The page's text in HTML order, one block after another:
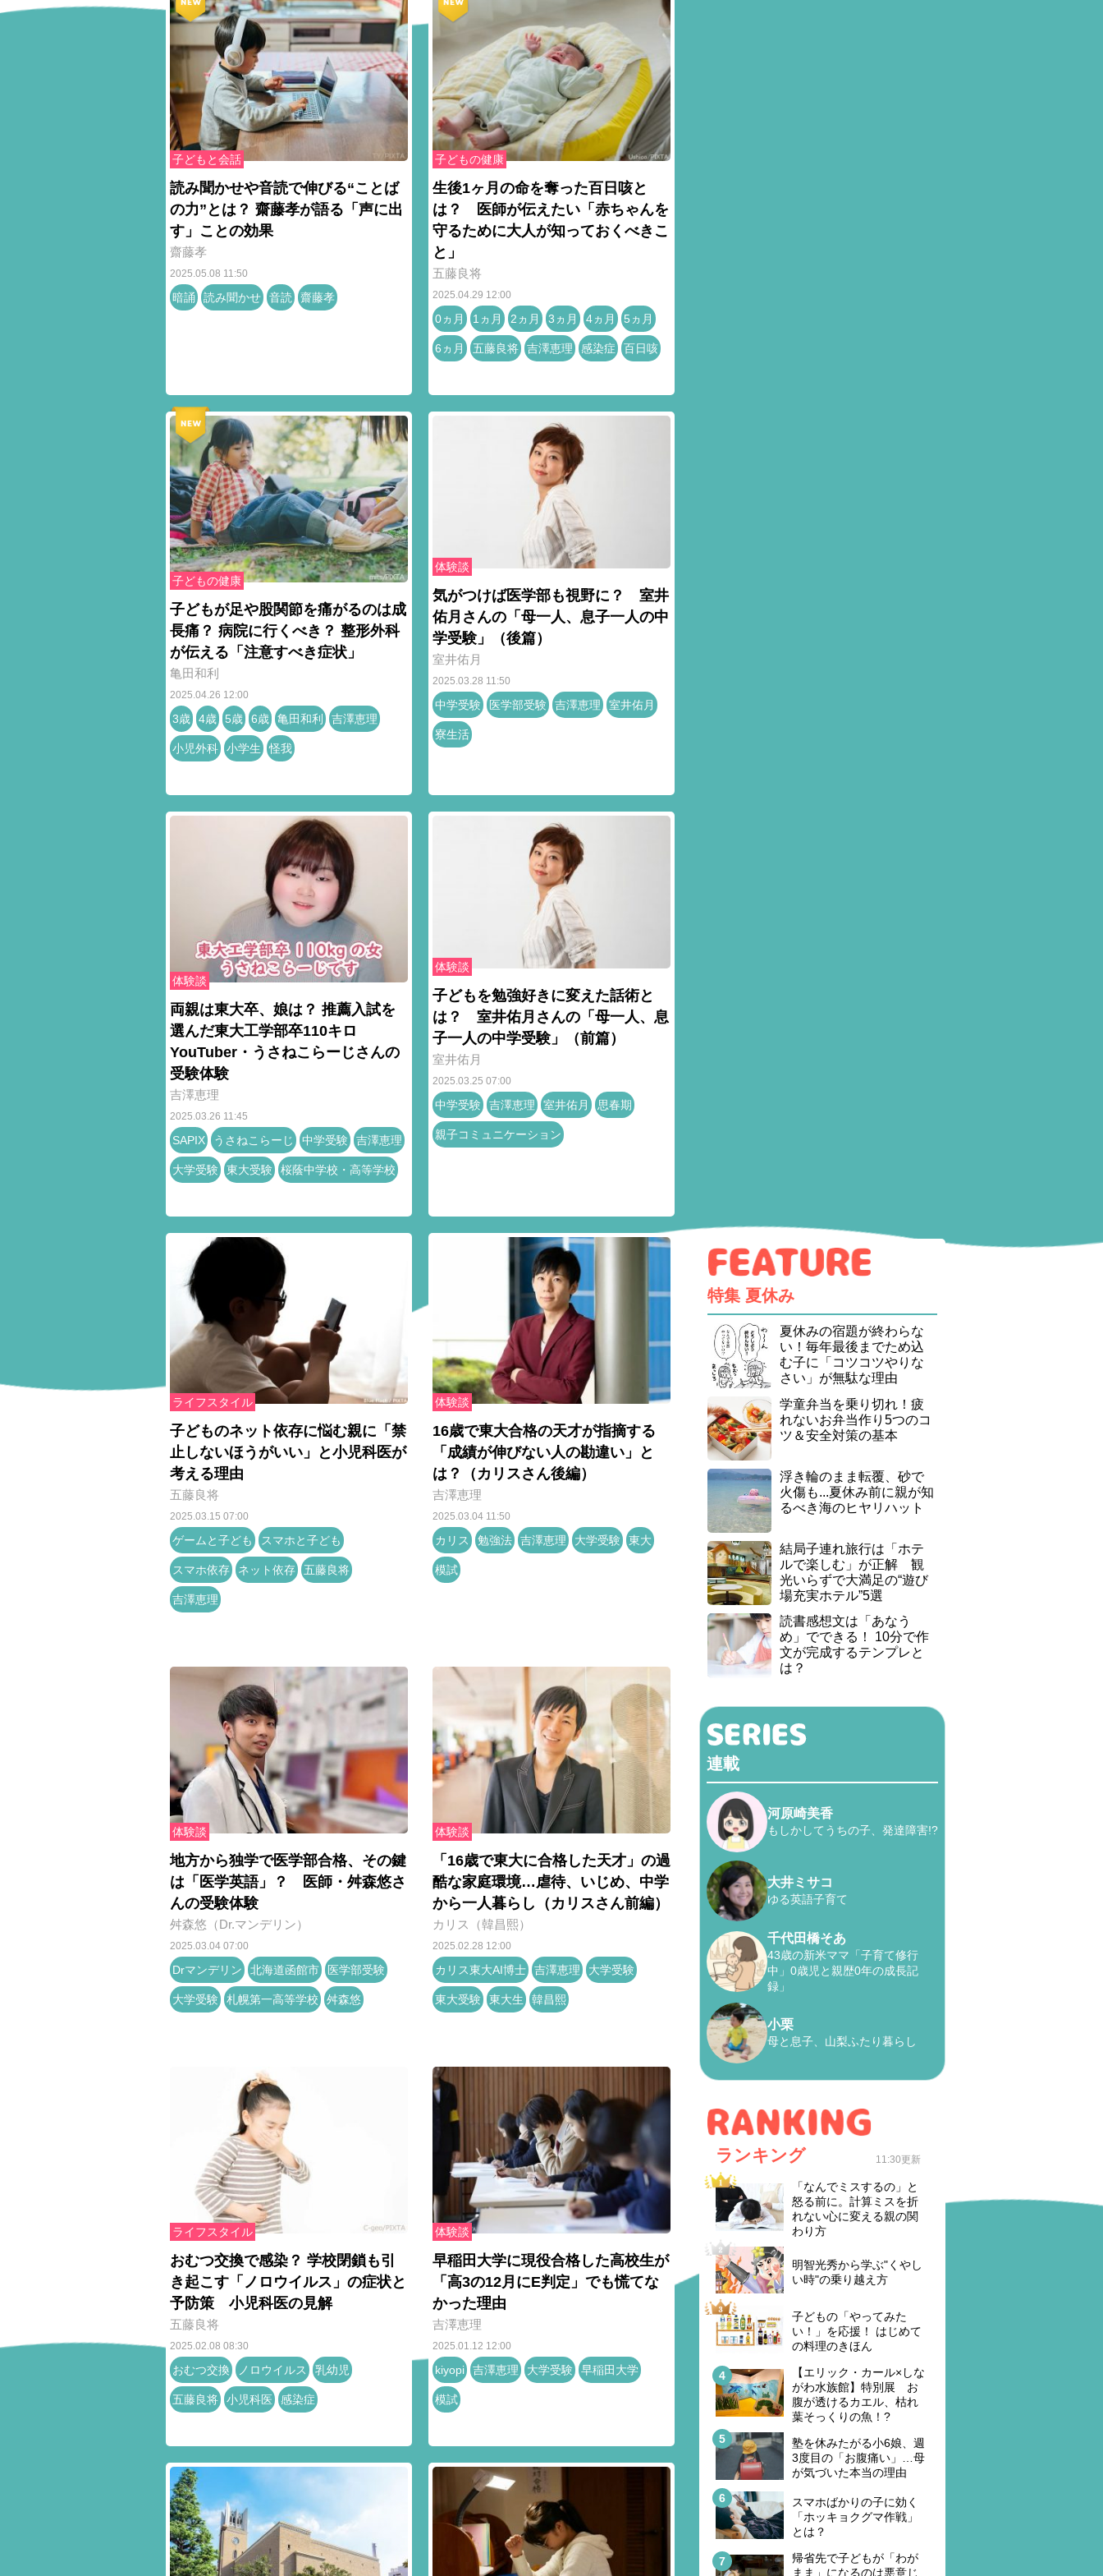
子どもと会話
読み聞かせや音読で伸びる“ことば
の力”とは？ 齋藤孝が語る「声に出
す」ことの効果
齋藤孝
2025.05.08 11:50
暗誦 読み聞かせ 音読 齋藤孝
子どもの健康
生後1ヶ月の命を奪った百日咳と
は？ 医師が伝えたい「赤ちゃんを
守るために大人が知っておくべきこ
と」
五藤良将
2025.04.29 12:00
0ヵ月 1ヵ月 2ヵ月 3ヵ月 4ヵ月 5ヵ月
6ヵ月 五藤良将 吉澤恵理 感染症 百日咳
子どもの健康
子どもが足や股関節を痛がるのは成
長痛？ 病院に行くべき？ 整形外科
が伝える「注意すべき症状」
亀田和利
2025.04.26 12:00
3歳 4歳 5歳 6歳 亀田和利 吉澤恵理
小児外科 小学生 怪我
体験談
気がつけば医学部も視野に？ 室井
佑月さんの「母一人、息子一人の中
学受験」（後篇）
室井佑月
2025.03.28 11:50
中学受験 医学部受験 吉澤恵理 室井佑月
寮生活
体験談
両親は東大卒、娘は？ 推薦入試を
選んだ東大工学部卒110キロ
YouTuber・うさねこらーじさんの
受験体験
吉澤恵理
2025.03.26 11:45
SAPIX うさねこらーじ 中学受験 吉澤恵理
大学受験 東大受験 桜蔭中学校・高等学校
体験談
子どもを勉強好きに変えた話術と
は？ 室井佑月さんの「母一人、息
子一人の中学受験」（前篇）
室井佑月
2025.03.25 07:00
中学受験 吉澤恵理 室井佑月 思春期
親子コミュニケーション
ライフスタイル
子どものネット依存に悩む親に「禁
止しないほうがいい」と小児科医が
考える理由
五藤良将
2025.03.15 07:00
ゲームと子ども スマホと子ども
スマホ依存 ネット依存 五藤良将
吉澤恵理
体験談
16歳で東大合格の天才が指摘する
「成績が伸びない人の勘違い」と
は？（カリスさん後編）
吉澤恵理
2025.03.04 11:50
カリス 勉強法 吉澤恵理 大学受験 東大
模試
体験談
地方から独学で医学部合格、その鍵
は「医学英語」？ 医師・舛森悠さ
んの受験体験
舛森悠（Dr.マンデリン）
2025.03.04 07:00
Drマンデリン 北海道函館市 医学部受験
大学受験 札幌第一高等学校 舛森悠
体験談
「16歳で東大に合格した天才」の過
酷な家庭環境…虐待、いじめ、中学
から一人暮らし（カリスさん前編）
カリス（韓昌熙）
2025.02.28 12:00
カリス東大AI博士 吉澤恵理 大学受験
東大受験 東大生 韓昌熙
ライフスタイル
おむつ交換で感染？ 学校閉鎖も引
き起こす「ノロウイルス」の症状と
予防策 小児科医の見解
五藤良将
2025.02.08 08:30
おむつ交換 ノロウイルス 乳幼児
五藤良将 小児科医 感染症
体験談
早稲田大学に現役合格した高校生が
「高3の12月にE判定」でも慌てな
かった理由
吉澤恵理
2025.01.12 12:00
kiyopi 吉澤恵理 大学受験 早稲田大学
模試
特集 夏休み
夏休みの宿題が終わらな
い！毎年最後までため込
む子に「コツコツやりな
さい」が無駄な理由
学童弁当を乗り切れ！疲
れないお弁当作り5つのコ
ツ＆安全対策の基本
浮き輪のまま転覆、砂で
火傷も...夏休み前に親が知
るべき海のヒヤリハット
結局子連れ旅行は「ホテ
ルで楽しむ」が正解 観
光いらずで大満足の“遊び
場充実ホテル”5選
読書感想文は「あなう
め」でできる！ 10分で作
文が完成するテンプレと
は？
連載
河原崎美香
もしかしてうちの子、発達障害!?
大井ミサコ
ゆる英語子育て
千代田橋そあ
43歳の新米ママ「子育て修行
中」0歳児と親歴0年の成長記
録」
小栗
母と息子、山梨ふたり暮らし
ランキング 11:30更新
「なんでミスするの」と
怒る前に。計算ミスを折
れない心に変える親の関
わり方
明智光秀から学ぶ"くやし
い時"の乗り越え方
子どもの「やってみた
い！」を応援！ はじめて
の料理のきほん
【エリック・カール×しな
がわ水族館】特別展 お
腹が透けるカエル、枯れ
葉そっくりの魚！?
塾を休みたがる小6娘、週
3度目の「お腹痛い」…母
が気づいた本当の理由
スマホばかりの子に効く
「ホッキョクグマ作戦」
とは？
帰省先で子どもが「わが
まま」になるのは悪意じ